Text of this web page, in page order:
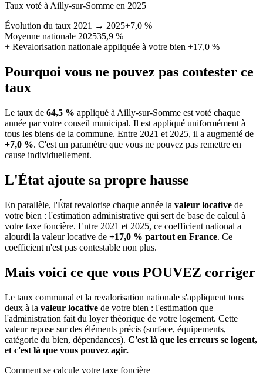
Taux voté à Ailly-sur-Somme en 2025
Évolution du taux 2021 → 2025+7,0 %
Moyenne nationale 202535,9 %
+ Revalorisation nationale appliquée à votre bien +17,0 %
Pourquoi vous ne pouvez pas contester ce
taux
Le taux de 64,5 % appliqué à Ailly-sur-Somme est voté chaque
année par votre conseil municipal. Il est appliqué uniformément à
tous les biens de la commune. Entre 2021 et 2025, il a augmenté de
+7,0 %. C'est un paramètre que vous ne pouvez pas remettre en
cause individuellement.
L'État ajoute sa propre hausse
En parallèle, l'État revalorise chaque année la valeur locative de
votre bien : l'estimation administrative qui sert de base de calcul à
votre taxe foncière. Entre 2021 et 2025, ce coefficient national a
alourdi la valeur locative de +17,0 % partout en France. Ce
coefficient n'est pas contestable non plus.
Mais voici ce que vous POUVEZ corriger
Le taux communal et la revalorisation nationale s'appliquent tous
deux à la valeur locative de votre bien : l'estimation que
l'administration fait du loyer théorique de votre logement. Cette
valeur repose sur des éléments précis (surface, équipements,
catégorie du bien, dépendances). C'est là que les erreurs se logent,
et c'est là que vous pouvez agir.
Comment se calcule votre taxe foncière